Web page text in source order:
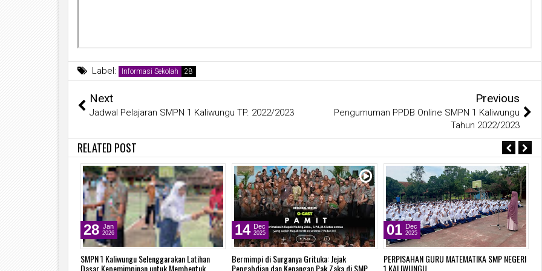
Label: Informasi Sekolah
Next
Jadwal Pelajaran SMPN 1 Kaliwungu TP. 2022/2023
Previous
Pengumuman PPDB Online SMPN 1 Kaliwungu
Tahun 2022/2023
RELATED POST
28 Jan
2026
SMPN 1 Kaliwungu Selenggarakan Latihan
Dasar Kepemimpinan untuk Membentuk
14 Dec
2025
Bermimpi di Surganya Grituka: Jejak
Pengabdian dan Kenangan Pak Zaka di SMP
01 Dec
2025
PERPISAHAN GURU MATEMATIKA SMP NEGERI
1 KALIWUNGU